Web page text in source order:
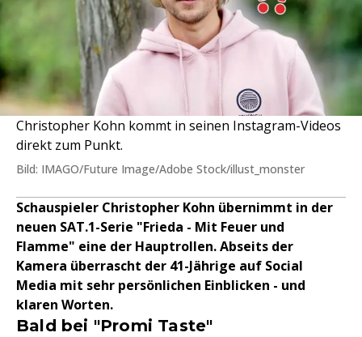
Christopher Kohn kommt in seinen Instagram-Videos
direkt zum Punkt.
Bild: IMAGO/Future Image/Adobe Stock/illust_monster
Schauspieler Christopher Kohn übernimmt in der
neuen SAT.1-Serie "Frieda - Mit Feuer und
Flamme" eine der Hauptrollen. Abseits der
Kamera überrascht der 41-Jährige auf Social
Media mit sehr persönlichen Einblicken - und
klaren Worten.
Bald bei "Promi Taste"